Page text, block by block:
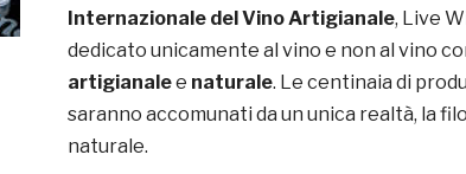
Internazionale del Vino Artigianale, Live
dedicato unicamente al vino e non al vino
artigianalee naturale. Le centinaia di
saranno accomunati da un unica realtà, la
naturale.